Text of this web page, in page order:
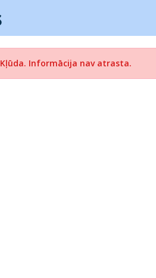
Kļūda. Informācija nav atrasta.